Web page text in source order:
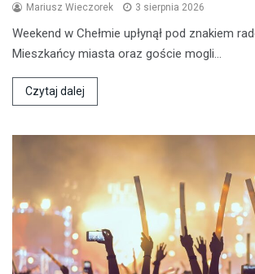
Mariusz Wieczorek 3 sierpnia 2026
Weekend w Chełmie upłynął pod znakiem
Mieszkańcy miasta oraz goście mogli…
Czytaj dalej